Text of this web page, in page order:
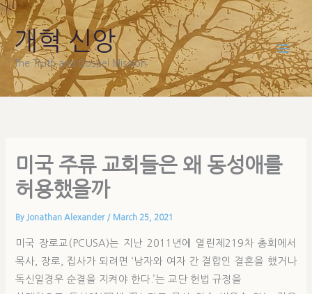
Skip
to
content
개혁 신앙
The Truth and Gospel Mission
미국 주류 교회들은 왜 동성애를
허용했을까
By Jonathan Alexander / March 25, 2021
미국 장로교(PCUSA)는 지난 2011년에 열린제219차 총회에서
목사, 장로, 집사가 되려면 ‘남자와 여자 간 결합인 결혼을 했거나
독신일경우 순결을 지켜야 한다.’는 교단 헌법 규정을